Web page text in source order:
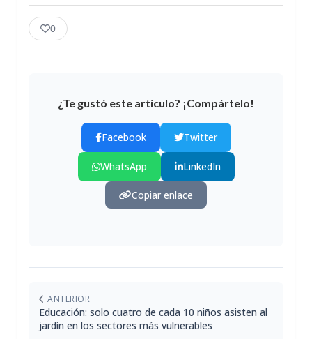
0
¿Te gustó este artículo? ¡Compártelo!
Facebook Twitter
WhatsApp LinkedIn
Copiar enlace
ANTERIOR
Educación: solo cuatro de cada 10 niños asisten al
jardín en los sectores más vulnerables